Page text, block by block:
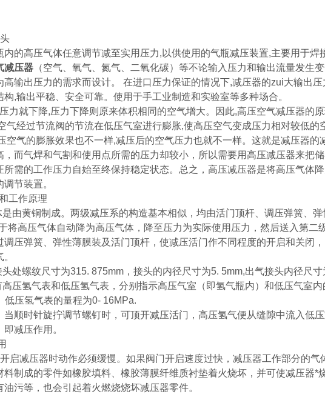
内的高压气体任意调节减至实用压力,以供使用的气瓶减压装置,主要用于焊
减压器 （空气、氧气、氮气、二氧化碳）等不论输入压力和输出流量发生
高输出压力的需求而设计。 在进口压力保证的情况下,减压器的zui大输出
,输出平稳、安全可靠。使用于手工业制造和实验室等多种场合。
力就下降,压力下降则原来体积相同的空气增大。因此,高压空气减压器的
气经过节流阀的节流在低压气室进行膨胀,使高压空气变成压力相对较低的
空气的膨胀效果也不一样,减压后的空气压力也就不一样。这就是减压器的
气焊和气割和使用点所需的压力却较小，所以需要用高压减压器来把
所需的工作压力自始至终保持稳定状态。总之，高压减压器是将高压气体
节装置。
工作原理
黄铜制成。两级减压系的构造基本相似，均由活门顶杆、调压弹簧、弹
将高压气体自动降为高压气体，降至压力为实际使用压力，然后送入第二
调压弹簧、弹性薄膜装及活门顶杆，使减压活门作不同程度的开启和关闭
螺纹尺寸为315. 875mm，接头的内径尺寸为5. 5mm,出气接头内径尺寸
压氢气表和低压氢气表，分别指示高压气室（即氢气瓶内）和低压气室
低压氢气表的量程为0- 16MPa.
时针旋拧调节螺钉时，可顶开减压活门，高压氢气便从缝隙中流入低
减压作用。
减压器时动作必须缓慢。如果阀门开启速度过快，减压器工作部分的气
料制成的零件如橡胶填料、橡胶薄膜纤维质衬垫着火烧坏，并可使减压器*
污等，也会引起着火燃烧烧坏减压器零件。